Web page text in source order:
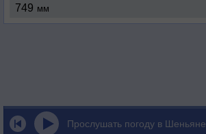
749 мм
Прослушать погоду в Шеньяне